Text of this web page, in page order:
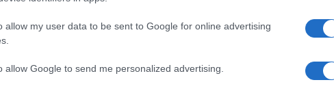
allow my user data to be sent to Google for online advertising
allow Google to send me personalized advertising.